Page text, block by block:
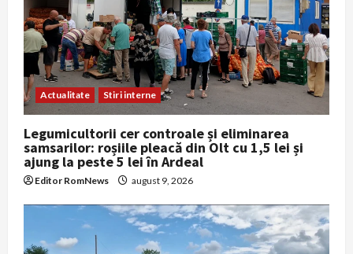
Actualitate Stiri interne
Legumicultorii cer controale și eliminarea
samsarilor: roșiile pleacă din Olt cu 1,5 lei și
ajung la peste 5 lei în Ardeal
Editor RomNews august 9, 2026